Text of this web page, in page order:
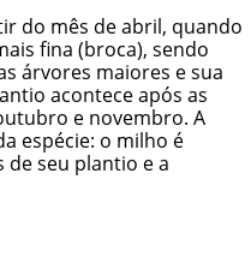
do mês de abril, quando
fina (broca), sendo
árvores maiores e sua
acontece após as
e novembro. A
espécie: o milho é
seu plantio e a